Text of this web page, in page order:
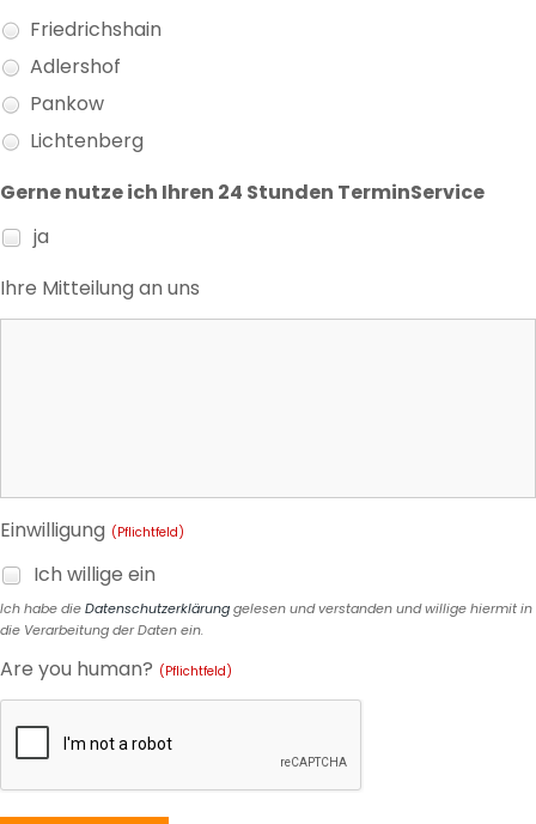
Friedrichshain
Adlershof
Pankow
Lichtenberg
Gerne nutze ich Ihren 24 Stunden TerminService
ja
Ihre Mitteilung an uns
Einwilligung (Pflichtfeld)
Ich willige ein
Ich habe dieDatenschutzerklärunggelesen und verstanden und willige hiermit in
die Verarbeitung der Daten ein.
Are you human? (Pflichtfeld)